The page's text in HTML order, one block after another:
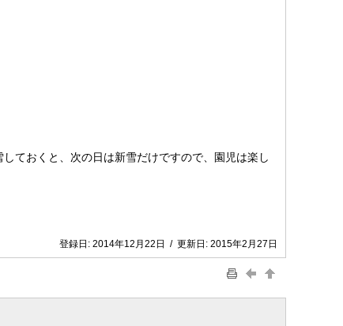
ておくと、次の日は新雪だけですので、園児は楽し
登録日: 2014年12月22日 / 更新日: 2015年2月27日